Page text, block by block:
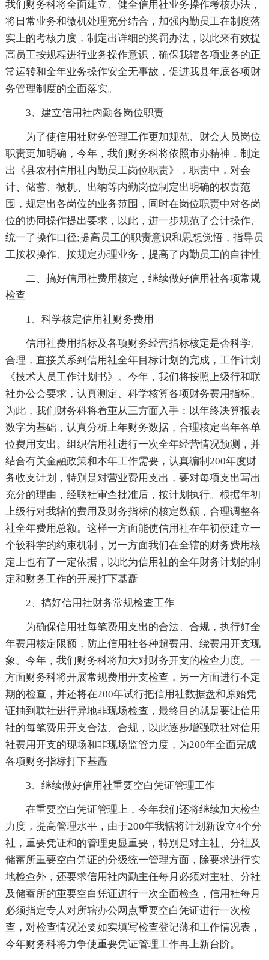
我们财务科将全面建立、健全信用社业务操作考核办法，
将日常业务和微机处理充分结合，加强内勤员工在制度落
实上的考核力度，制定出详细的奖罚办法，以此来有效提
高员工按规程进行业务操作意识，确保我辖各项业务的正
常运转和全年业务操作安全无事故，促进我县年底各项财
务管理制度的全面落实。
3、建立信用社内勤各岗位职责
为了使信用社财务管理工作更加规范、财会人员岗位
职责更加明确，今年，我们财务科将依照市办精神，制定
出《县农村信用社内勤员工岗位职责》，职责中，对会
计、储蓄、微机、出纳等内勤岗位制定出明确的权责范
围，规定出各岗位的业务范围，同时在岗位职责中对各岗
位的协同操作提出要求，以此，进一步规范了会计操作、
统一了操作口径;提高员工的职责意识和思想觉悟，指导员
工按权操作、按规定办理业务，提高了内勤员工的自律性
二、搞好信用社费用核定，继续做好信用社各项常规
检查
1、科学核定信用社财务费用
信用社费用指标及各项财务经营指标核定是否科学、
合理，直接关系到信用社全年目标计划的完成，工作计划
《技术人员工作计划书》。今年，我们将按照上级行和联
社办公会要求，认真测定、科学核算各项财务费用指标。
为此，我们财务科将着重从三方面入手：以年终决算报表
数字为基础，认真分析上年财务数据，合理核定当年各单
位费用支出。组织信用社进行一次全年经营情况预测，并
结合有关金融政策和本年工作需要，认真编制200年度财
务收支计划，特别是对营业费用支出，要对每项支出写出
充分的理由，经联社审查批准后，按计划执行。根据年初
上级行对我辖的费用及财务指标的核定数额，合理调整各
社全年费用总额。这样一方面能使信用社在年初便建立一
个较科学的约束机制，另一方面我们在全辖的财务费用核
定上也有了一定依据，以此为信用社的全年财务计划的制
定和财务工作的开展打下基矗
2、搞好信用社财务常规检查工作
为确保信用社每笔费用支出的合法、合规，执行好全
年费用核定限额，防止信用社各种超费用、绕费用开支现
象。今年，我们财务科将加大对财务开支的检查力度。一
方面财务科将开展常规费用开支检查，另一方面进行不定
期的检查，并还将在200年试行把信用社数据盘和原始凭
证抽到联社进行异地非现场检查，最终目的就是要让信用
社的每笔费用开支合法、合规，以此逐步增强联社对信用
社费用开支的现场和非现场监管力度，为200年全面完成
各项财务指标打下基矗
3、继续做好信用社重要空白凭证管理工作
在重要空白凭证管理上，今年我们还将继续加大检查
力度，提高管理水平，由于200年我辖将计划新设立4个分
社，重要凭证和的管理更显重要，特别是对主社、分社及
储蓄所重要空白凭证的分级统一管理方面，除要求进行实
地检查外，还要求信用社内勤主任每月必须对主社、分社
及储蓄所的重要空白凭证进行一次全面检查，信用社每月
必须指定专人对所辖办公网点重要空白凭证进行一次检
查，对检查情况还要如实填写检查登记薄和工作情况表，
今年财务科将力争使重要凭证管理工作再上新台阶。